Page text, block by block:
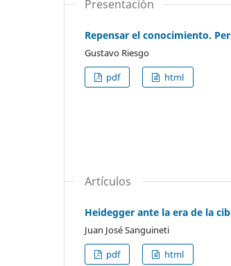
Presentación
Repensar el conocimiento.
Gustavo Riesgo
pdf
html
Artículos
Heidegger ante la era de la
Juan José Sanguineti
pdf
html